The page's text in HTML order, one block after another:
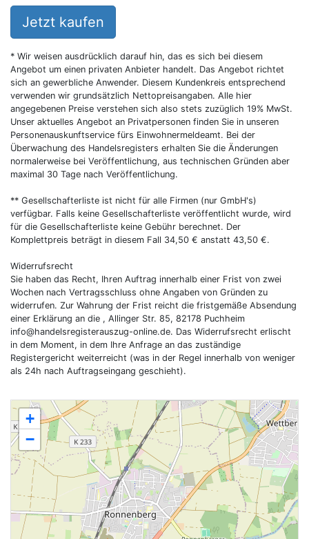
+
−
Jetzt kaufen
* Wir weisen ausdrücklich darauf hin, das es sich bei diesem
Angebot um einen privaten Anbieter handelt. Das Angebot richtet
sich an gewerbliche Anwender. Diesem Kundenkreis entsprechend
verwenden wir grundsätzlich Nettopreisangaben. Alle hier
angegebenen Preise verstehen sich also stets zuzüglich 19% MwSt.
Unser aktuelles Angebot an Privatpersonen finden Sie in unseren
Personenauskunftservice fürs Einwohnermeldeamt. Bei der
Überwachung des Handelsregisters erhalten Sie die Änderungen
normalerweise bei Veröffentlichung, aus technischen Gründen aber
maximal 30 Tage nach Veröffentlichung.
** Gesellschafterliste ist nicht für alle Firmen (nur GmbH's)
verfügbar. Falls keine Gesellschafterliste veröffentlicht wurde, wird
für die Gesellschafterliste keine Gebühr berechnet. Der
Komplettpreis beträgt in diesem Fall 34,50 € anstatt 43,50 €.
Widerrufsrecht
Sie haben das Recht, Ihren Auftrag innerhalb einer Frist von zwei
Wochen nach Vertragsschluss ohne Angaben von Gründen zu
widerrufen. Zur Wahrung der Frist reicht die fristgemäße Absendung
einer Erklärung an die , Allinger Str. 85, 82178 Puchheim
info@handelsregisterauszug-online.de. Das Widerrufsrecht erlischt
in dem Moment, in dem Ihre Anfrage an das zuständige
Registergericht weiterreicht (was in der Regel innerhalb von weniger
als 24h nach Auftragseingang geschieht).